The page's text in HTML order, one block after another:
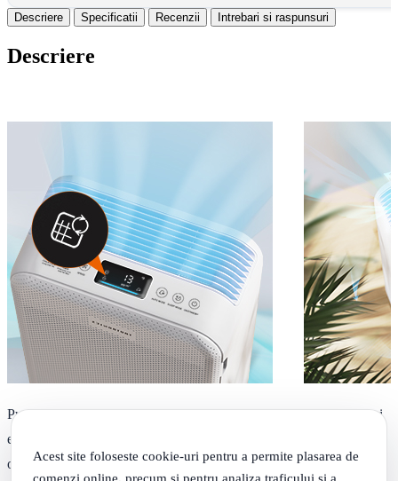
Acest site foloseste cookie-uri pentru a permite plasarea de
comenzi online, precum si pentru analiza traficului si a
Descriere Specificatii Recenzii Intrebari si raspunsuri
Descriere
Purificatorul de aer TaoTronics, model TT-AP003, filtreaza rapid si
eficient polenul, parul de animale de companie si praful din aer intr-
o suprafata de 30 mp. Are in componenta un pre-filtru, un filtru de